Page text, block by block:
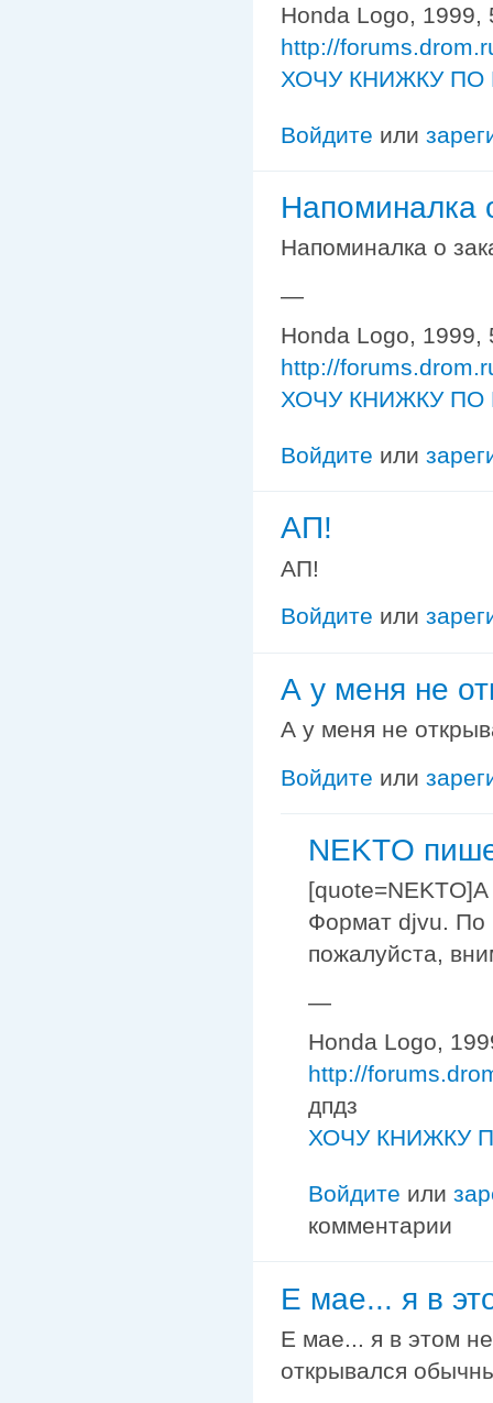
Honda Logo, 1999,
http://
ХОЧУ КНИЖКУ ПО
Войдите или
Напоминалка
Напоминалка о
—
Honda Logo, 1999,
http://
ХОЧУ КНИЖКУ ПО
Войдите или
АП!
АП!
Войдите или
А у меня не
А у меня не
Войдите или
NEKTO
Формат djvu. По
пожалуйста,
—
Honda Logo,
http://
дпдз
ХОЧУ КНИЖКУ
Войдите или
комментарии
Е мае... я в
Е мае... я в этом
открывался